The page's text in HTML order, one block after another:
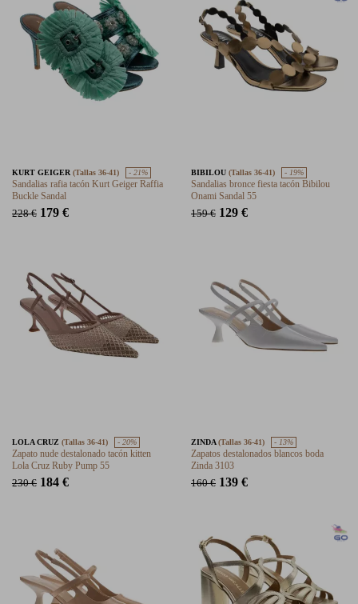
KURT GEIGER (Tallas 36-41) - 21%
Sandalias rafia tacón Kurt Geiger Raffia
Buckle Sandal
228 € 179 €
BIBILOU (Tallas 36-41) - 19%
Sandalias bronce fiesta tacón Bibilou
Onami Sandal 55
159 € 129 €
LOLA CRUZ (Tallas 36-41) - 20%
Zapato nude destalonado tacón kitten
Lola Cruz Ruby Pump 55
230 € 184 €
ZINDA(Tallas 36-41) - 13%
Zapatos destalonados blancos boda
Zinda 3103
160 € 139 €